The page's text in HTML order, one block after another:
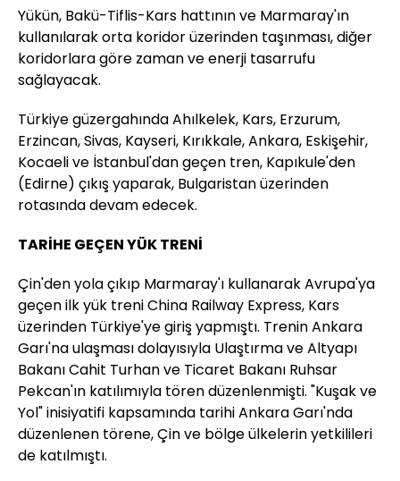
Yükün, Bakü-Tiflis-Kars hattının ve Marmaray'ın
kullanılarak orta koridor üzerinden taşınması, diğer
koridorlara göre zaman ve enerji tasarrufu
sağlayacak.
Türkiye güzergahında Ahılkelek, Kars, Erzurum,
Erzincan, Sivas, Kayseri, Kırıkkale, Ankara, Eskişehir,
Kocaeli ve İstanbul'dan geçen tren, Kapıkule'den
(Edirne) çıkış yaparak, Bulgaristan üzerinden
rotasında devam edecek.
TARİHE GEÇEN YÜK TRENİ
Çin'den yola çıkıp Marmaray'ı kullanarak Avrupa'ya
geçen ilk yük treni China Railway Express, Kars
üzerinden Türkiye'ye giriş yapmıştı. Trenin Ankara
Garı'na ulaşması dolayısıyla Ulaştırma ve Altyapı
Bakanı Cahit Turhan ve Ticaret Bakanı Ruhsar
Pekcan'ın katılımıyla tören düzenlenmişti. "Kuşak ve
Yol" inisiyatifi kapsamında tarihi Ankara Garı'nda
düzenlenen törene, Çin ve bölge ülkelerin yetkilileri
de katılmıştı.